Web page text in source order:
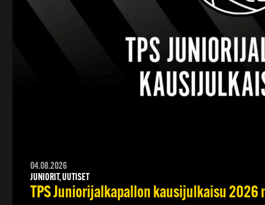
04.08.2026
JUNIORIT, UUTISET
TPS Juniorijalkapallon kausijulkaisu 2026